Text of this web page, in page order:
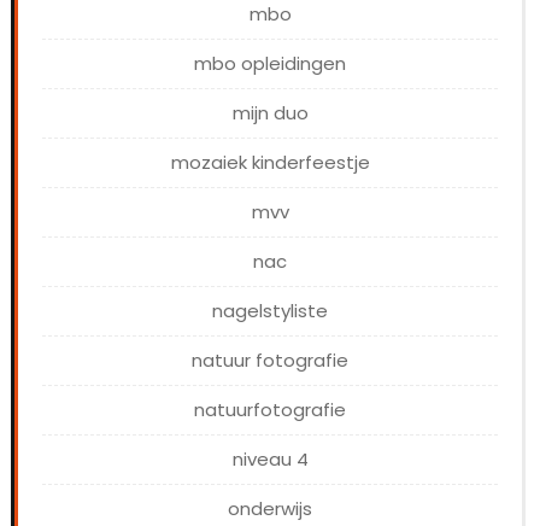
mbo
mbo opleidingen
mijn duo
mozaiek kinderfeestje
mvv
nac
nagelstyliste
natuur fotografie
natuurfotografie
niveau 4
onderwijs